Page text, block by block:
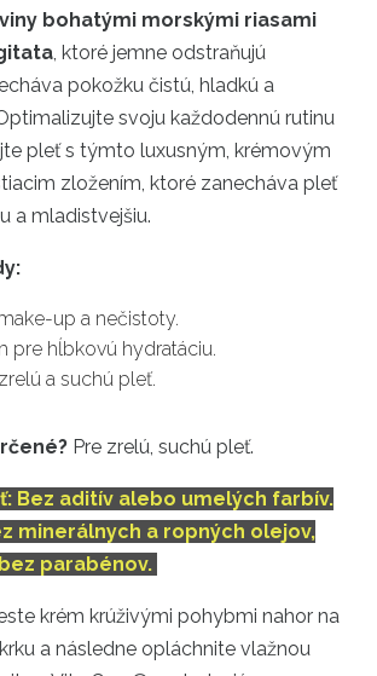
bohatými morskými riasami
, ktoré jemne odstraňujú
pokožku čistú, hladkú a
svoju každodennú rutinu
pleť s týmto luxusným, krémovým
zložením, ktoré zanecháva pleť
a mladistvejšiu.
up a nečistoty.
pre hĺbkovú hydratáciu.
a suchú pleť.
Pre zrelú, suchú pleť.
Bez aditív alebo umelých farbív.
minerálnych a ropných olejov,
parabénov.
krém krúživými pohybmi nahor na
a následne opláchnite vlažnou